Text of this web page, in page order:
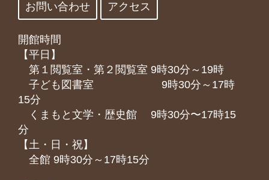
お問い合わせ アクセス
開館時間
【平日】
第１閲覧室・第２閲覧室 9時30分～19時
子ども図書室 9時30分～17時
15分
くまもと⽂学・歴史館 9時30分〜17時15
分
【土・日・祝】
全館 9時30分～17時15分